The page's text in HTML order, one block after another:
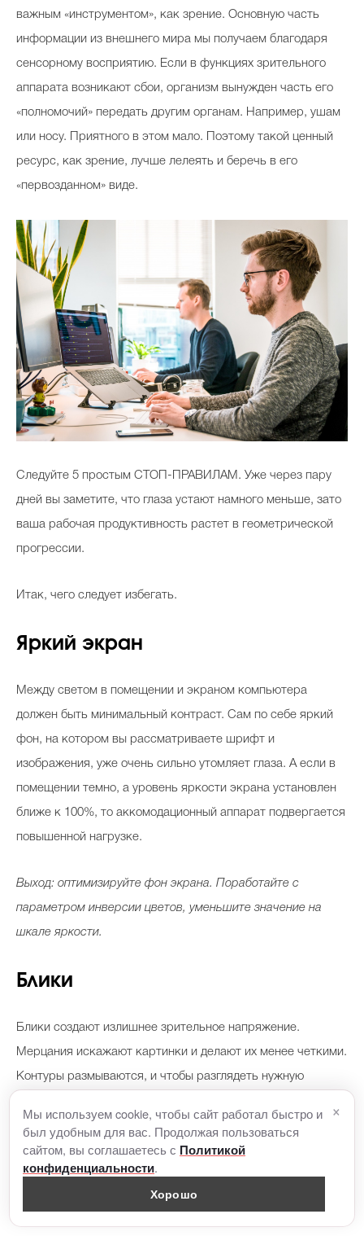
важным «инструментом», как зрение. Основную часть
информации из внешнего мира мы получаем благодаря
сенсорному восприятию. Если в функциях зрительного
аппарата возникают сбои, организм вынужден часть его
«полномочий» передать другим органам. Например, ушам
или носу. Приятного в этом мало. Поэтому такой ценный
ресурс, как зрение, лучше лелеять и беречь в его
«первозданном» виде.
Следуйте 5 простым СТОП-ПРАВИЛАМ. Уже через пару
дней вы заметите, что глаза устают намного меньше, зато
ваша рабочая продуктивность растет в геометрической
прогрессии.
Итак, чего следует избегать.
Яркий экран
Между светом в помещении и экраном компьютера
должен быть минимальный контраст. Сам по себе яркий
фон, на котором вы рассматриваете шрифт и
изображения, уже очень сильно утомляет глаза. А если в
помещении темно, а уровень яркости экрана установлен
ближе к 100%, то аккомодационный аппарат подвергается
повышенной нагрузке.
Выход: оптимизируйте фон экрана. Поработайте с
параметром инверсии цветов, уменьшите значение на
шкале яркости.
Блики
Блики создают излишнее зрительное напряжение.
Мерцания искажают картинки и делают их менее четкими.
Контуры размываются, и чтобы разглядеть нужную
садиться к нему ближе.
Выход: закройте шторы, смените положение монитора,
используйте специальные антибликовые очки для работы с
Мы используем cookie, чтобы сайт работал быстро и
был удобным для вас. Продолжая пользоваться
сайтом, вы соглашаетесь с Политикой
конфиденциальности.
Хорошо
×